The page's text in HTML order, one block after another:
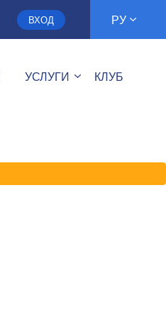
ВХОД РУ
УСЛУГИ КЛУБ